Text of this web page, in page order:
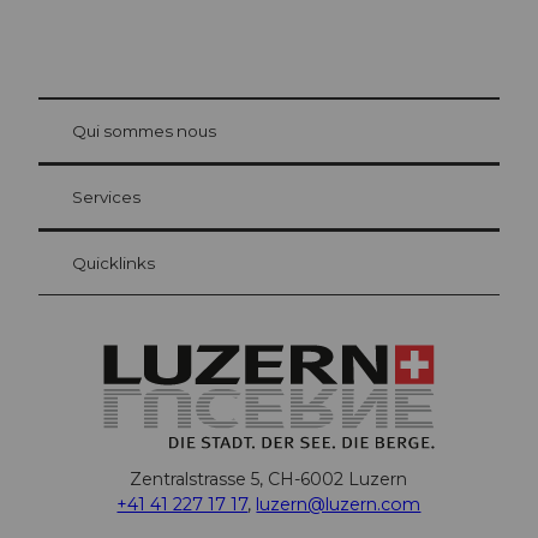
Carte d’hôte Lucerne
Vos avantages en tant qu'hôte pour la nuit
at Bre
Qui sommes nous
Services
Quicklinks
Zentralstrasse 5, CH-6002 Luzern
+41 41 227 17 17, luzern@luzern.com